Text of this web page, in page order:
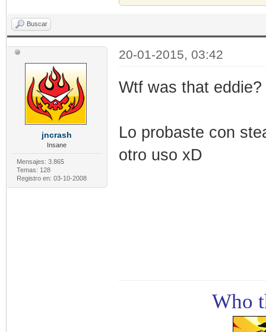
Buscar
jncrash
Insane
Mensajes: 3.865
Temas: 128
Registro en: 03-10-2008
20-01-2015, 03:42
Wtf was that eddie?
Lo probaste con
otro uso xD
Who